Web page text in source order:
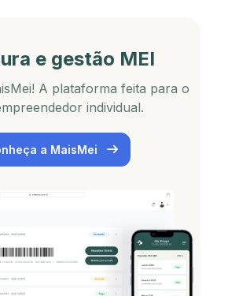
e gestão MEI
A plataforma feita para o
individual.
a MaisMei